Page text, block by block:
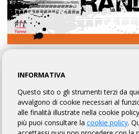
RANDOAIL
COMPACT TEAM
INFORMATIVA
Questo sito o gli strumenti terzi da
avvalgono di cookie necessari al
alle finalità illustrate nella cookie
più puoi consultare lacookie policy.